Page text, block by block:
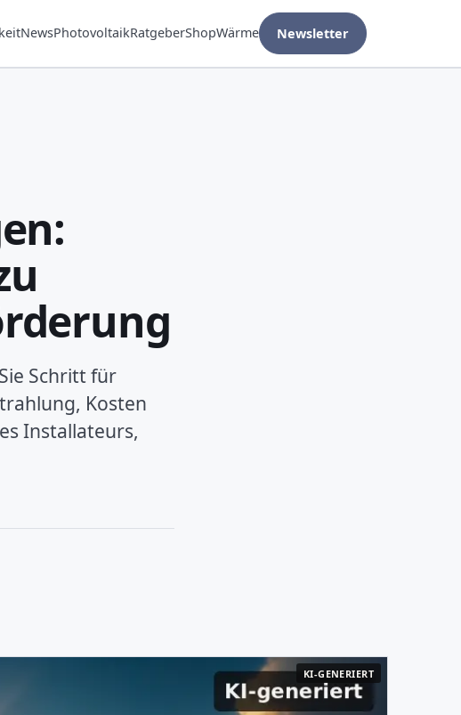
NewsPhotovoltaikRatgeberShopWärme Newsletter
Schritt für
Kosten
Installateurs,
KI-GENERIERT